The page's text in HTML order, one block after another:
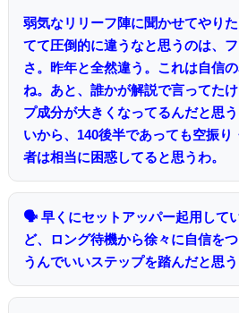
弱気なリリーフ陣に聞かせてやり
てて圧倒的に違うなと思うのは、
さ。昨年と全然違う。これは自信
ね。あと、誰かが解説で言ってた
プ成分が大きくなってるんだと思
いから、140後半であっても空振り
者は相当に困惑してると思うわ。
🗣 早くにセットアッパー起用して
ど、ロング待機から徐々に自信を
うんでいいステップを踏んだと思う